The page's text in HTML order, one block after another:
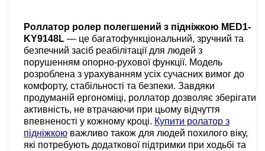
Роллатор ролер полегшений з підніжкою MED1-
KY9148L — це багатофункціональний, зручний та
безпечний засіб реабілітації для людей з
порушенням опорно-рухової функції. Модель
розроблена з урахуванням усіх сучасних вимог до
комфорту, стабільності та безпеки. Завдяки
продуманій ергономіці, роллатор дозволяє зберігати
активність, не втрачаючи при цьому відчуття
впевненості у кожному кроці. Купити ролатор з
підніжкою важливо також для людей похилого віку,
які потребують додаткової підтримки при ходьбі та